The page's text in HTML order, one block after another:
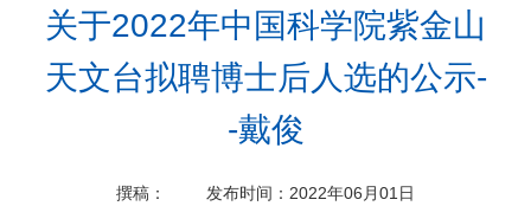
关于2022年中国科学院紫金山
天文台拟聘博士后人选的公示-
-戴俊
撰稿： 发布时间：2022年06月01日